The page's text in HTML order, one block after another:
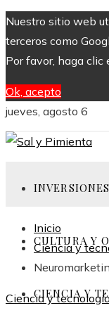
Nuestro sitio web
terceros como
Por favor, haga
Ok, acepto
jueves, agosto 6
CULTURA Y
CIENCIA Y
Inicio
Ciencia y
Ciencia y